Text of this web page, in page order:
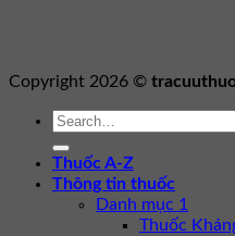
Copyright 2026 ©
Thuốc A-Z
Thông tin thuốc
Danh mục 1
Thuốc